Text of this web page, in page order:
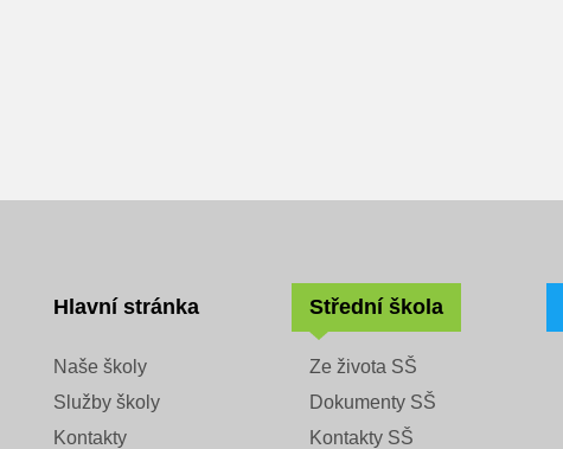
Hlavní stránka
Naše školy
Služby školy
Kontakty
Střední škola
Ze života SŠ
Dokumenty SŠ
Kontakty SŠ